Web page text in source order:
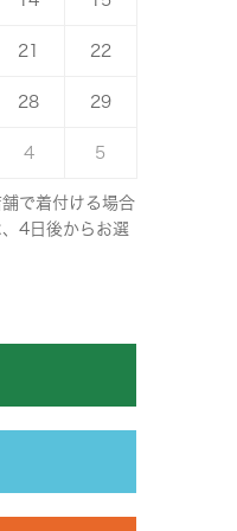
21 22
28 29
4 5
で着付ける場合
4日後からお選